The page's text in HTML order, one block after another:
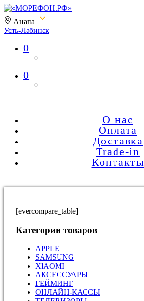
Анапа
Усть-Лабинск
«МОРЕФОН.РФ»
0
0
О нас
Оплата
Доставка
Trade-in
Контакты
[evercompare_table]
Категории товаров
APPLE
SAMSUNG
XIAOMI
АКСЕССУАРЫ
ГЕЙМИНГ
ОНЛАЙН-КАССЫ